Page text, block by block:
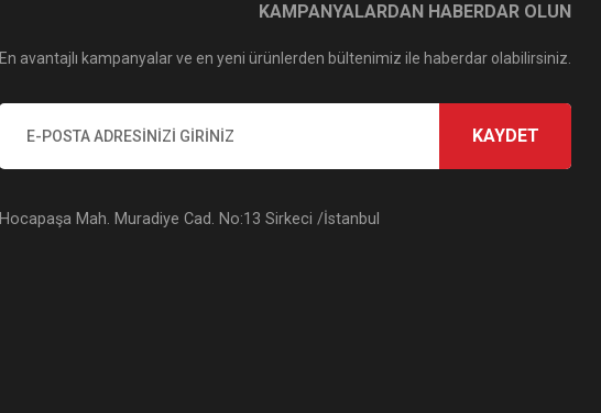
KAMPANYALARDAN HABERDAR OLUN
En avantajlı kampanyalar ve en yeni ürünlerden bültenimiz ile haberdar olabilirsiniz.
KAYDET
Hocapaşa Mah. Muradiye Cad. No:13 Sirkeci /İstanbul